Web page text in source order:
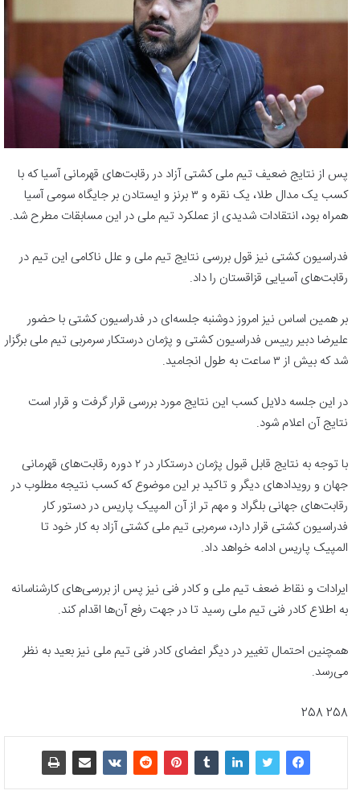
پس از نتایج ضعیف تیم ملی کشتی آزاد در رقابت‌های قهرمانی آسیا که با
کسب یک مدال طلا، یک نقره و ۳ برنز و ایستادن بر جایگاه سومی آسیا
همراه بود، انتقادات شدیدی از عملکرد تیم ملی در این مسابقات مطرح شد.
فدراسیون کشتی نیز قول بررسی نتایج تیم ملی و علل ناکامی این تیم در
رقابت‌های آسیایی قزاقستان را داد.
بر همین اساس نیز امروز دوشنبه جلسه‌ای در فدراسیون کشتی با حضور
علیرضا دبیر رییس فدراسیون کشتی و پژمان درستکار سرمربی تیم ملی برگزار
شد که بیش از ۳ ساعت به طول انجامید.
در این جلسه دلایل کسب این نتایج مورد بررسی قرار گرفت و قرار است
نتایج آن اعلام شود.
با توجه به نتایج قابل قبول پژمان درستکار در ۲ دوره رقابت‌های قهرمانی
جهان و رویدادهای دیگر و تاکید بر این موضوع که کسب نتیجه مطلوب در
رقابت‌های جهانی بلگراد و مهم تر از آن المپیک پاریس در دستور کار
فدراسیون کشتی قرار دارد، سرمربی تیم ملی کشتی آزاد به کار خود تا
المپیک پاریس ادامه خواهد داد.
ایرادات و نقاط ضعف تیم ملی و کادر فنی نیز پس از بررسی‌های کارشناسانه
به اطلاع کادر فنی تیم ملی رسید تا در جهت رفع آن‌ها اقدام کند.
همچنین احتمال تغییر در دیگر اعضای کادر فنی تیم ملی نیز بعید به نظر
می‌رسد.
258 258